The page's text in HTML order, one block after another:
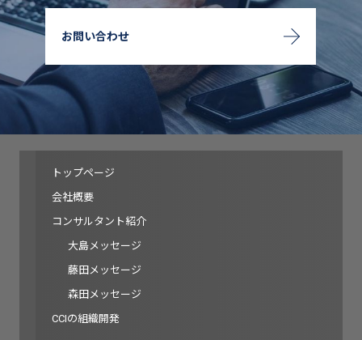
お問い合わせ
トップページ
会社概要
コンサルタント紹介
大島メッセージ
藤田メッセージ
森田メッセージ
CCIの組織開発